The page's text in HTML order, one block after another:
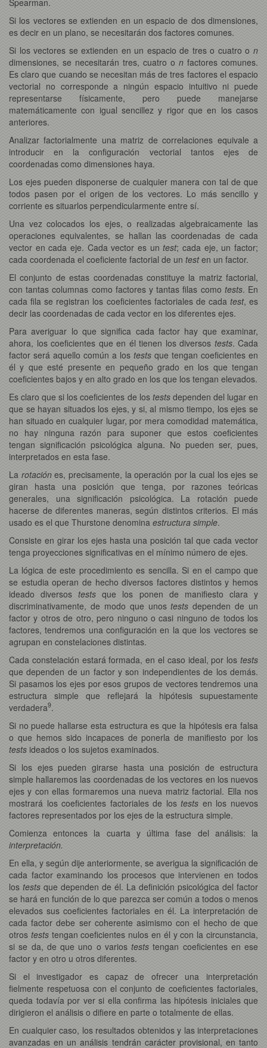
Si los vectores se extienden en un espacio de dos dimensiones,
es decir en un plano, se necesitarán dos factores comunes.
Si los vectores se extienden en un espacio de tres o cuatro o n
dimensiones, se necesitarán tres, cuatro o n factores comunes.
Es claro que cuando se necesitan más de tres factores el espacio
vectorial no corresponde a ningún espacio intuitivo ni puede
representarse físicamente, pero puede manejarse
matemáticamente con igual sencillez y rigor que en los casos
anteriores.
Analizar factorialmente una matriz de correlaciones equivale a
introducir en la configuración vectorial tantos ejes de
coordenadas como dimensiones haya.
Los ejes pueden disponerse de cualquier manera con tal de que
todos pasen por el origen de los vectores. Lo más sencillo y
corriente es situarlos perpendicularmente entre sí.
Una vez colocados los ejes, o realizadas algebraicamente las
operaciones equivalentes, se hallan las coordenadas de cada
vector en cada eje. Cada vector es untest; cada eje, un factor;
cada coordenada el coeficiente factorial de un testen un factor.
El conjunto de estas coordenadas constituye la matriz factorial,
con tantas columnas como factores y tantas filas como tests. En
cada fila se registran los coeficientes factoriales de cada test, es
decir las coordenadas de cada vector en los diferentes ejes.
Para averiguar lo que significa cada factor hay que examinar,
ahora, los coeficientes que en él tienen los diversos tests. Cada
factor será aquello común a los tests que tengan coeficientes en
él y que esté presente en pequeño grado en los que tengan
coeficientes bajos y en alto grado en los que los tengan elevados.
Es claro que si los coeficientes de los testsdependen del lugar en
que se hayan situados los ejes, y si, al mismo tiempo, los ejes se
han situado en cualquier lugar, por mera comodidad matemática,
no hay ninguna razón para suponer que estos coeficientes
tengan significación psicológica alguna. No pueden ser, pues,
interpretados en esta fase.
La rotaciónes, precisamente, la operación por la cual los ejes se
giran hasta una posición que tenga, por razones teóricas
generales, una significación psicológica. La rotación puede
hacerse de diferentes maneras, según distintos criterios. El más
usado es el que Thurstone denomina estructura simple.
Consiste en girar los ejes hasta una posición tal que cada vector
tenga proyecciones significativas en el mínimo número de ejes.
La lógica de este procedimiento es sencilla. Si en el campo que
se estudia operan de hecho diversos factores distintos y hemos
ideado diversostests que los ponen de manifiesto clara y
discriminativamente, de modo que unostests dependen de un
factor y otros de otro, pero ninguno o casi ninguno de todos los
factores, tendremos una configuración en la que los vectores se
agrupan en constelaciones distintas.
Cada constelación estará formada, en el caso ideal, por los tests
que dependen de un factor y son independientes de los demás.
Si pasamos los ejes por esos grupos de vectores tendremos una
estructura simple que reflejará la hipótesis supuestamente
verdadera9.
Si no puede hallarse esta estructura es que la hipótesis era falsa
o que hemos sido incapaces de ponerla de manifiesto por los
tests ideados o los sujetos examinados.
Si los ejes pueden girarse hasta una posición de estructura
simple hallaremos las coordenadas de los vectores en los nuevos
ejes y con ellas formaremos una nueva matriz factorial. Ella nos
mostrará los coeficientes factoriales de lostests en los nuevos
factores representados por los ejes de la estructura simple.
Comienza entonces la cuarta y última fase del análisis: la
interpretación.
En ella, y según dije anteriormente, se averigua la significación de
cada factor examinando los procesos que intervienen en todos
los tests que dependen de él. La definición psicológica del factor
se hará en función de lo que parezca ser común a todos o menos
elevados sus coeficientes factoriales en él. La interpretación de
cada factor debe ser coherente asimismo con el hecho de que
otros teststengan coeficientes nulos en él y con la circunstancia,
si se da, de que uno o varios tests tengan coeficientes en ese
factor y en otro u otros diferentes.
Si el investigador es capaz de ofrecer una interpretación
fielmente respetuosa con el conjunto de coeficientes factoriales,
queda todavía por ver si ella confirma las hipótesis iniciales que
dirigieron el análisis o difiere en parte o totalmente de ellas.
En cualquier caso, los resultados obtenidos y las interpretaciones
avanzadas en un análisis tendrán carácter provisional, en tanto